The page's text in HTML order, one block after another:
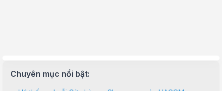
Chuyên mục nổi bật: